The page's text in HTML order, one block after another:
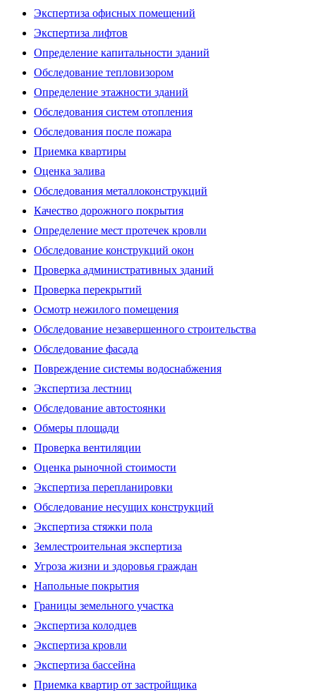
Экспертиза офисных помещений
Экспертиза лифтов
Определение капитальности зданий
Обследование тепловизором
Определение этажности зданий
Обследования систем отопления
Обследования после пожара
Приемка квартиры
Оценка залива
Обследования металлоконструкций
Качество дорожного покрытия
Определение мест протечек кровли
Обследование конструкций окон
Проверка административных зданий
Проверка перекрытий
Осмотр нежилого помещения
Обследование незавершенного строительства
Обследование фасада
Повреждение системы водоснабжения
Экспертиза лестниц
Обследование автостоянки
Обмеры площади
Проверка вентиляции
Оценка рыночной стоимости
Экспертиза перепланировки
Обследование несущих конструкций
Экспертиза стяжки пола
Землестроительная экспертиза
Угроза жизни и здоровья граждан
Напольные покрытия
Границы земельного участка
Экспертиза колодцев
Экспертиза кровли
Экспертиза бассейна
Приемка квартир от застройщика